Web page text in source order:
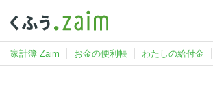
家計簿 Zaim お金の便利帳 わたしの給付金